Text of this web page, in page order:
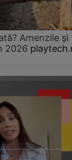
Amenzile și
2026